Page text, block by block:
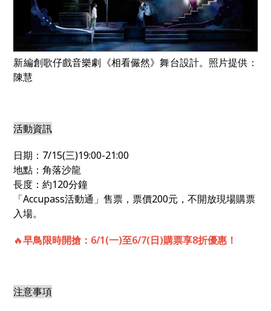
新編創歌仔戲音樂劇《相看儼然》舞台設計。照片提供：
陳慧
活動資訊
日期：7/15(三)19:00-21:00
地點：角落沙龍
長度：約120分鐘
「Accupass活動通」售票，票價200元，不開放現場購票
入場。
🔥早鳥限時開搶：6/1(一)至6/7(日)購票享8折優惠！
注意事項